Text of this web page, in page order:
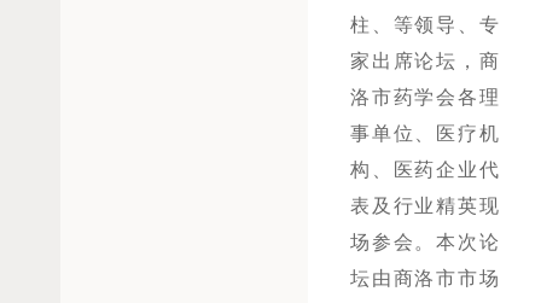
柱、 等领导、专
家 出席论坛， 商
洛市药学会各理
事单位、医疗机
构、医药企业代
表 及行业精英现
场参会 。 本次论
坛由商洛市市场